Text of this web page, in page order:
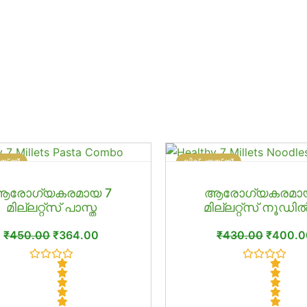
7
മില്ലറ്റ്സ് പാസ്ത
₹450.00
യഥാർത്ഥ
₹450.00.
₹364.00
നിലവിലെ
വില്പനയ്ക്ക്!
മില്ലറ്റ്സ്
₹430.00 ₹